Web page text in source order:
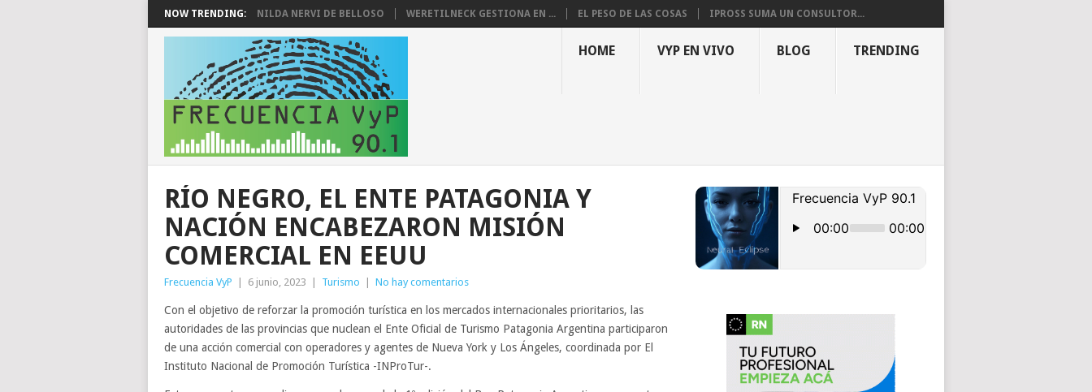
NOW TRENDING: NILDA NERVI DE BELLOSO WERETILNECK GESTIONA EN ... EL PESO DE LAS COSAS IPROSS SUMA UN CONSULTOR...
HOME VYP EN VIVO BLOG TRENDING
RÍO NEGRO, EL ENTE PATAGONIA Y
NACIÓN ENCABEZARON MISIÓN
COMERCIAL EN EEUU
Frecuencia VyP 6 junio, 2023 Turismo No hay comentarios
Con el objetivo de reforzar la promoción turística en los mercados internacionales prioritarios, las
autoridades de las provincias que nuclean el Ente Oficial de Turismo Patagonia Argentina participaron
de una acción comercial con operadores y agentes de Nueva York y Los Ángeles, coordinada por El
Instituto Nacional de Promoción Turística -INProTur-.